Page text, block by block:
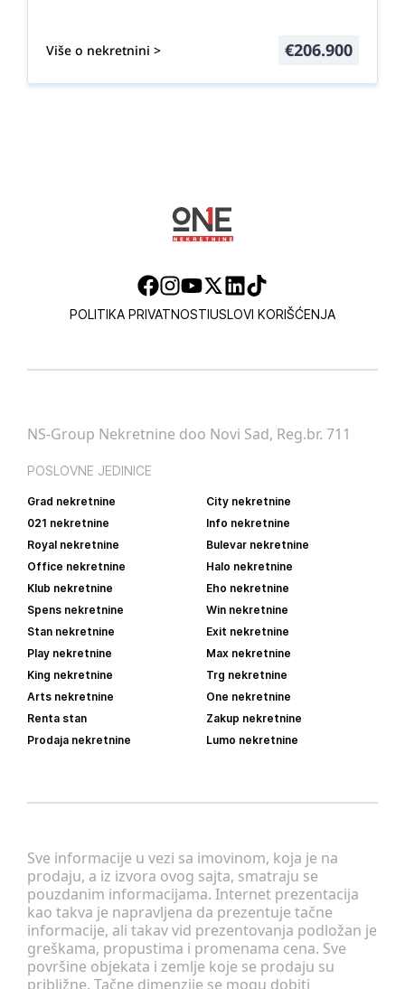
Više o nekretnini > €206.900
POLITIKA PRIVATNOSTIUSLOVI KORIŠĆENJA
Sve informacije u vezi sa imovinom, koja je na
prodaju, a iz izvora ovog sajta, smatraju se
pouzdanim informacijama. Internet prezentacija
kao takva je napravljena da prezentuje tačne
informacije, ali takav vid prezentovanja podložan je
greškama, propustima i promenama cena. Sve
površine objekata i zemlje koje se prodaju su
približne. Tačne dimenzije se mogu dobiti
NS-Group Nekretnine doo Novi Sad, Reg.br. 711
POSLOVNE JEDINICE
Grad nekretnine
City nekretnine
021 nekretnine
Info nekretnine
Royal nekretnine
Bulevar nekretnine
Office nekretnine
Halo nekretnine
Klub nekretnine
Eho nekretnine
Spens nekretnine
Win nekretnine
Stan nekretnine
Exit nekretnine
Play nekretnine
Max nekretnine
King nekretnine
Trg nekretnine
Arts nekretnine
One nekretnine
Renta stan
Zakup nekretnine
Prodaja nekretnine
Lumo nekretnine